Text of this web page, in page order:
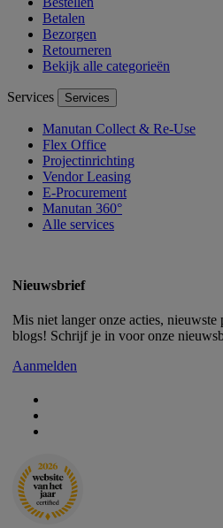
Betalen
Bezorgen
Retourneren
Bekijk alle categorieën
Services Services
Manutan Collect & Re-Use
Flex Office
Projectinrichting
Vendor Leasing
E-Procurement
Manutan 360°
Alle services
Nieuwsbrief
Mis niet langer onze acties, nieuwste
blogs! Schrijf je in voor onze
Aanmelden